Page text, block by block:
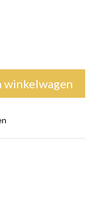
winkelwagen